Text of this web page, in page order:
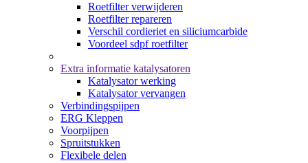
Roetfilter verwijderen
Roetfilter repareren
Verschil cordieriet en siliciumcarbide
Voordeel sdpf roetfilter
Extra informatie katalysatoren
Katalysator werking
Katalysator vervangen
Verbindingspijpen
ERG Kleppen
Voorpijpen
Spruitstukken
Flexibele delen